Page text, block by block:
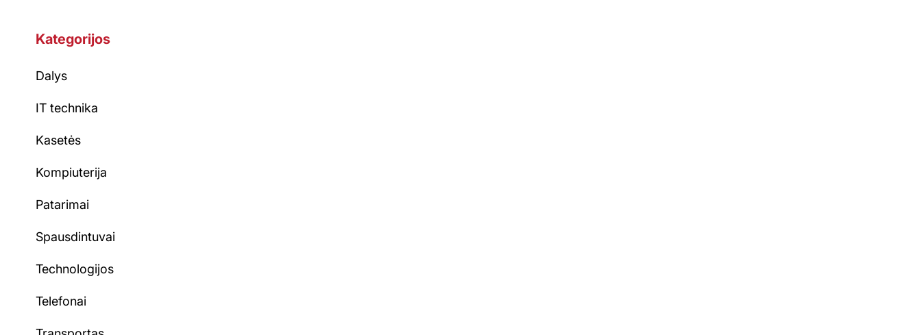
Kategorijos
Dalys
IT technika
Kasetės
Kompiuterija
Patarimai
Spausdintuvai
Technologijos
Telefonai